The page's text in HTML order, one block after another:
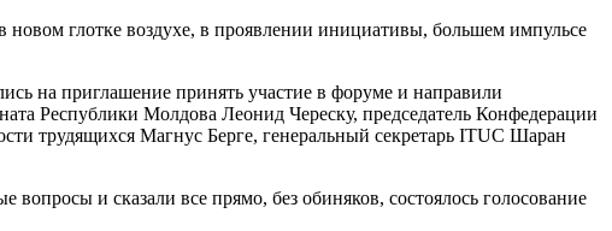
глотке воздухе, в прояв­лении инициативы, большем импульсе
на приглашение принять участие в форуме и направили
Республики Молдова Леонид Череску, председатель Конфедерации
трудящихся Магнус Берге, генеральный секретарь ITUC Шаран
и сказали все прямо, без обиняков, состоялось голосование